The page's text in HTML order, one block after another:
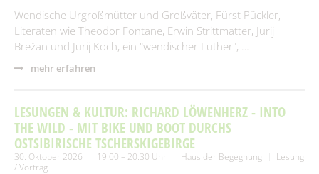
Wendische Urgroßmütter und Großväter, Fürst Pückler,
Literaten wie Theodor Fontane, Erwin Strittmatter, Jurij
Brežan und Jurij Koch, ein "wendischer Luther", …
mehr erfahren
LESUNGEN & KULTUR: RICHARD LÖWENHERZ - INTO
THE WILD - MIT BIKE UND BOOT DURCHS
OSTSIBIRISCHE TSCHERSKIGEBIRGE
30. Oktober 2026 19:00 – 20:30 Uhr Haus der Begegnung
Lesung
/ Vortrag